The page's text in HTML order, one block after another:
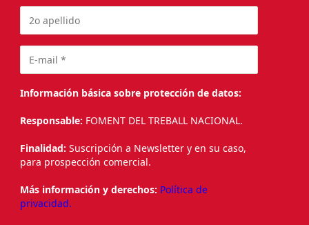
Información básica sobre protección de datos:
Responsable: FOMENT DEL TREBALL NACIONAL.
Finalidad: Suscripción a Newsletter y en su caso,
para prospección comercial.
Más información y derechos: Política de
privacidad.